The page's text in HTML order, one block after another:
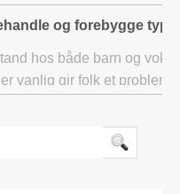
og forebygge type
hos både barn og
vanlig gir folk et problem